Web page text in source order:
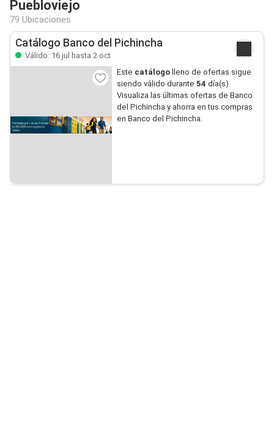
Puebloviejo
79 Ubicaciones
Catálogo Banco del Pichincha
Válido: 16 jul hasta 2 oct
Este catálogo lleno de ofertas sigue
siendo válido durante 54 día(s).
Visualiza las últimas ofertas de Banco
del Pichincha y ahorra en tus compras
en Banco del Pichincha.